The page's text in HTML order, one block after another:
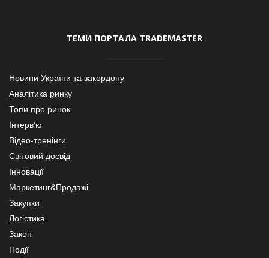
ТЕМИ ПОРТАЛА TRADEMASTER
Новини України та закордону
Аналітика ринку
Топи про ринок
Інтерв’ю
Відео-тренінги
Світовий досвід
Інновації
Маркетинг&Продажі
Закупки
Логістика
Закон
Події